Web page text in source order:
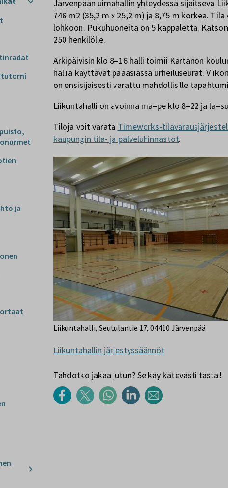
ja
Järvenpään uimahallin yhteydessä sijaitseva
746 m2 (35,2 m x 25,2 m) ja 8,75 m korkea.
lohkoon. Pukuhuoneita on 5 kappaletta.
250 henkilölle.
Arkipäivisin klo 8–16 halli toimii Kartanon
hallia käyttävät pääasiassa urheiluseurat.
on ensisijaisesti varattu mahdollisille
Liikuntahalli on avoinna ma–pe klo 8–22 ja
Tiloja voit varata Timeworks-
kaupungin tila- ja palveluhinnastot.
Liikuntahalli, Seutulantie 17, 04410 Järvenpää
Liikuntahallin järjestyssäännöt
Tahdotko jakaa jutun? Se käy kätevästi tästä!